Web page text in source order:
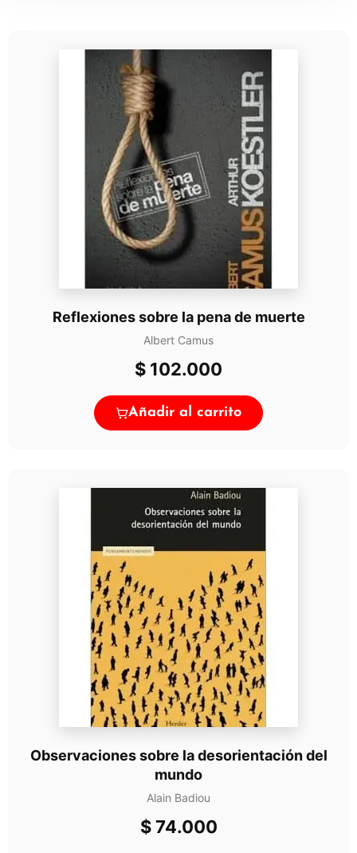
Reflexiones sobre la pena de muerte
Albert Camus
$ 102.000
Añadir al carrito
Observaciones sobre la desorientación del
mundo
Alain Badiou
$74.000